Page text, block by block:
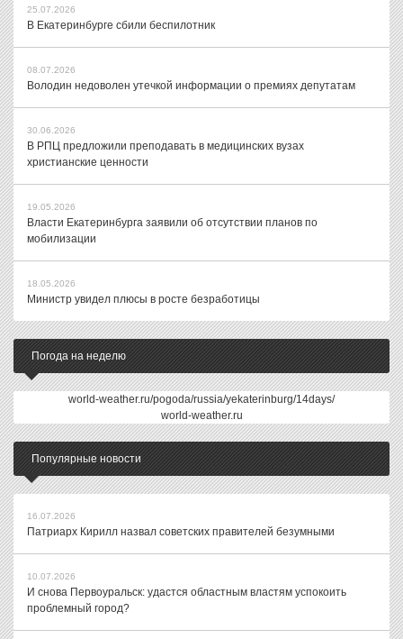
25.07.2026
В Екатеринбурге сбили беспилотник
08.07.2026
Володин недоволен утечкой информации о премиях депутатам
30.06.2026
В РПЦ предложили преподавать в медицинских вузах
христианские ценности
19.05.2026
Власти Екатеринбурга заявили об отсутствии планов по
мобилизации
18.05.2026
Министр увидел плюсы в росте безработицы
Погода на неделю
world-weather.ru/pogoda/russia/yekaterinburg/14days/
world-weather.ru
Популярные новости
16.07.2026
Патриарх Кирилл назвал советских правителей безумными
10.07.2026
И снова Первоуральск: удастся областным властям успокоить
проблемный город?